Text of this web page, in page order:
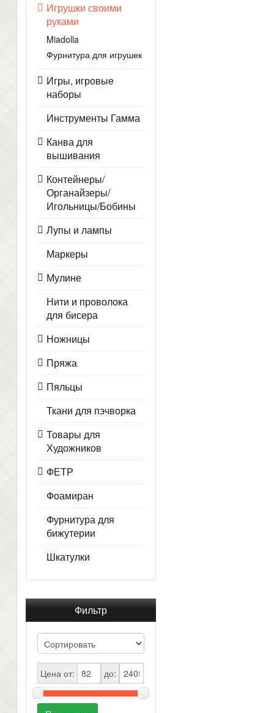
Игрушки своими
руками
Miadolla
Фурнитура для игрушек
Игры, игровые
наборы
Инструменты Гамма
Канва для
вышивания
Контейнеры/
Органайзеры/
Игольницы/Бобины
Лупы и лампы
Маркеры
Мулине
Нити и проволока
для бисера
Ножницы
Пряжа
Пяльцы
Ткани для пэчворка
Товары для
Художников
ФЕТР
Фоамиран
Фурнитура для
бижутерии
Шкатулки
Фильтр
Цена от: до: